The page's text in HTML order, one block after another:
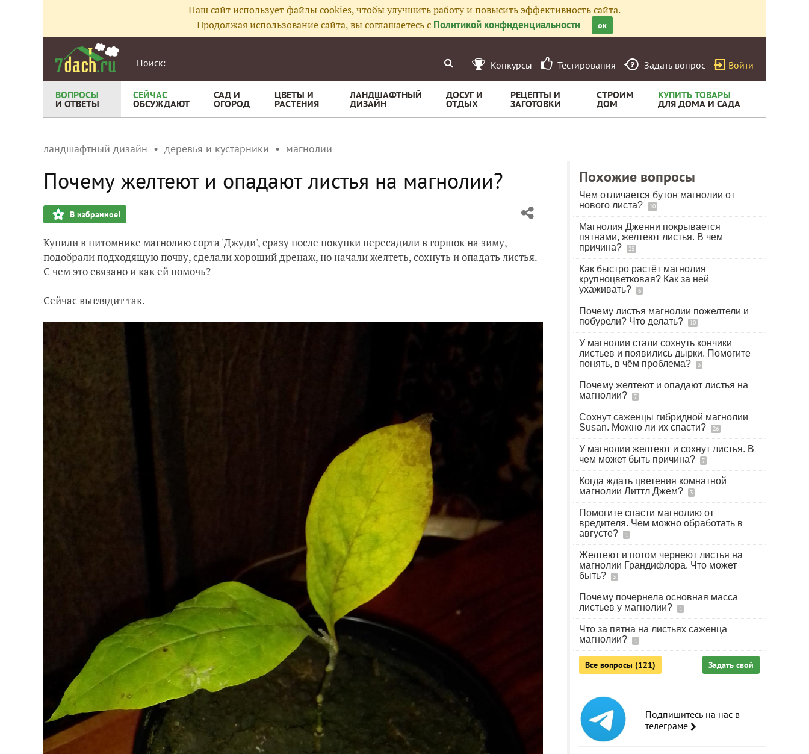
Наш сайт использует файлы cookies, чтобы улучшить работу и повысить эффективность сайта.
Продолжая использование сайта, вы соглашаетесь с Политикой конфиденциальности ок
Конкурсы Тестирования Задать вопрос Войти
ВОПРОСЫ
И ОТВЕТЫ
СЕЙЧАС
ОБСУЖДАЮТ
САД И
ОГОРОД
ЦВЕТЫ И
РАСТЕНИЯ
ЛАНДШАФТНЫЙ
ДИЗАЙН
ДОСУГ И
ОТДЫХ
РЕЦЕПТЫ И
ЗАГОТОВКИ
СТРОИМ
ДОМ
КУПИТЬ ТОВАРЫ
ДЛЯ ДОМА И САДА
ландшафтный дизайн деревья и кустарники магнолии
Почему желтеют и опадают листья на магнолии?
В избранное!
Купили в питомнике магнолию сорта 'Джуди', сразу после покупки пересадили в горшок на зиму,
подобрали подходящую почву, сделали хороший дренаж, но начали желтеть, сохнуть и опадать листья.
С чем это связано и как ей помочь?
Сейчас выглядит так.
Похожие вопросы
Чем отличается бутон магнолии от
нового листа?
10
Магнолия Дженни покрывается
пятнами, желтеют листья. В чем
причина?
25
Как быстро растёт магнолия
крупноцветковая? Как за ней
ухаживать?
6
Почему листья магнолии пожелтели и
побурели? Что делать?
10
У магнолии стали сохнуть кончики
листьев и появились дырки. Помогите
понять, в чём проблема?
3
Почему желтеют и опадают листья на
магнолии?
7
Сохнут саженцы гибридной магнолии
Susan. Можно ли их спасти?
26
У магнолии желтеют и сохнут листья. В
чем может быть причина?
7
Когда ждать цветения комнатной
магнолии Литтл Джем?
3
Помогите спасти магнолию от
вредителя. Чем можно обработать в
августе?
4
Желтеют и потом чернеют листья на
магнолии Грандифлора. Что может
быть?
3
Почему почернела основная масса
листьев у магнолии?
4
Что за пятна на листьях саженца
магнолии?
4
Все вопросы (121) Задать свой
Подпишитесь на нас в
телеграме